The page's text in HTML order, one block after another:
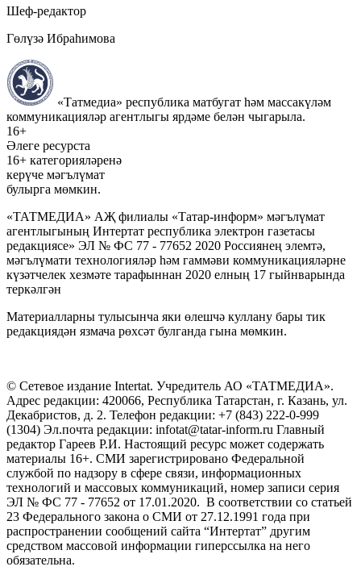
Шеф-редактор
Гөлүзә Ибраһимова
«Татмедиа» республика матбугат һәм массакүләм
коммуникацияләр агентлыгы ярдәме белән чыгарыла.
16+
Әлеге ресурста
16+ категорияләренә
керүче мәгълүмат
булырга мөмкин.
«ТАТМЕДИА» АҖ филиалы «Татар-информ» мәгълүмат
агентлыгының Интертат республика электрон газетасы
редакциясе» ЭЛ № ФС 77 - 77652 2020 Россиянең элемтә,
мәгълүмати технологияләр һәм гаммәви коммуникацияләрне
күзәтчелек хезмәте тарафыннан 2020 елның 17 гыйнварында
теркәлгән
Материалларны тулысынча яки өлешчә куллану бары тик
редакциядән язмача рөхсәт булганда гына мөмкин.
© Сетевое издание Intertat. Учредитель АО «ТАТМЕДИА».
Адрес редакции: 420066, Республика Татарстан, г. Казань, ул.
Декабристов, д. 2. Телефон редакции: +7 (843) 222-0-999
(1304) Эл.почта редакции: infotat@tatar-inform.ru Главный
редактор Гареев Р.И. Настоящий ресурс может содержать
материалы 16+. СМИ зарегистрировано Федеральной
службой по надзору в сфере связи, информационных
технологий и массовых коммуникаций, номер записи серия
ЭЛ № ФС 77 - 77652 от 17.01.2020. В соответствии со статьей
23 Федерального закона о СМИ от 27.12.1991 года при
распространении сообщений сайта “Интертат” другим
средством массовой информации гиперссылка на него
обязательна.